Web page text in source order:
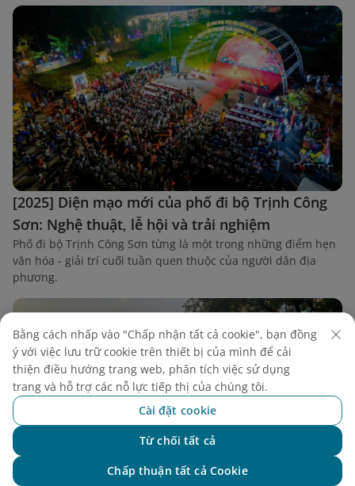
[2025] Diện mạo mới của phố đi bộ Trịnh Công
Sơn: Nghệ thuật, lễ hội và trải nghiệm
Phố đi bộ Trịnh Công Sơn từng là một trong những điểm hẹn
văn hóa - giải trí cuối tuần quen thuộc của người dân địa
phương.
Bằng cách nhấp vào "Chấp nhận tất cả cookie", bạn đồng
ý với việc lưu trữ cookie trên thiết bị của mình để cải
thiện điều hướng trang web, phân tích việc sử dụng
trang và hỗ trợ các nỗ lực tiếp thị của chúng tôi.
Cài đặt cookie
Từ chối tất cả
Chấp thuận tất cả Cookie